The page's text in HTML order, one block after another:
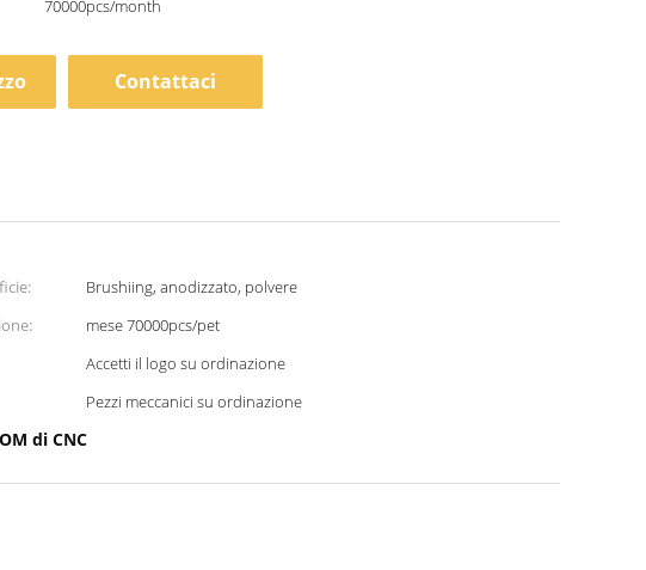
70000pcs/month
Contattaci
Brushiing, anodizzato, polvere
mese 70000pcs/pet
Accetti il logo su ordinazione
Pezzi meccanici su ordinazione
di CNC